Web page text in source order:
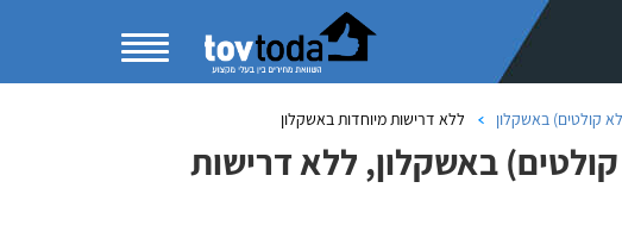
קולטים) באשקלון ללא דרישות מיוחדות באשקלון
באשקלון, ללא דרישות